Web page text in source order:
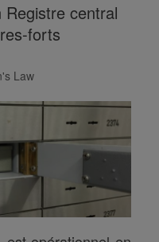
Registre central
forts
Law